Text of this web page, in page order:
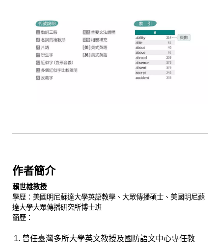
作者簡介
賴世雄教授
學歷：美國明尼蘇達大學英語教學、大眾傳播碩士、美國明尼蘇
達大學大眾傳播研究所博士班
簡歷：
曾任臺灣多所大學英文教授及國防語文中心專任教